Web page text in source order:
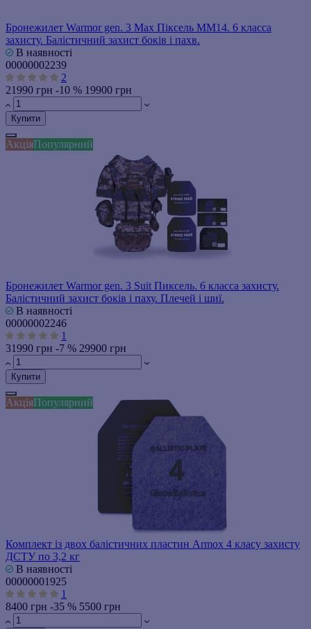
Бронежилет Warmor gen. 3 Max Піксель ММ14. 6 класса
захисту. Балістичний захист боків і пахв.
В наявності
00000002239
2
21990 грн -10 % 19900 грн
Купити
АкціяПопулярний
Бронежилет Warmor gen. 3 Suit Пиксель. 6 класса захисту.
Балістичний захист боків і паху. Плечей і шиї.
В наявності
00000002246
1
31990 грн -7 % 29900 грн
Купити
АкціяПопулярний
Комплект із двох балістичних пластин Armox 4 класу захисту
ДСТУ по 3,2 кг
В наявності
00000001925
1
8400 грн -35 % 5500 грн